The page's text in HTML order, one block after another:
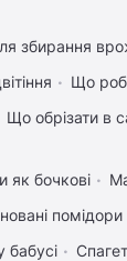
збирання
Що
Що обрізати в
як бочкові
помідори
бабусі